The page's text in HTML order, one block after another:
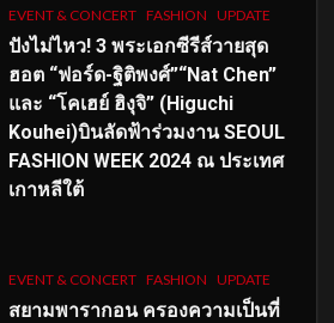
EVENT & CONCERT FASHION UPDATE
ปังไม่ไหว! 3 พระเอกซีรีส์วายสุด
ฮอต “ฟอร์ด-ฐิติพงศ์”“Nat Chen”
และ “โคเฮย์ ฮิงุจิ” (Higuchi
Kouhei)บินลัดฟ้าร่วมงาน SEOUL
FASHION WEEK 2024 ณ ประเทศ
เกาหลีใต้
EVENT & CONCERT FASHION UPDATE
สยามพารากอน ครองความเป็นที่